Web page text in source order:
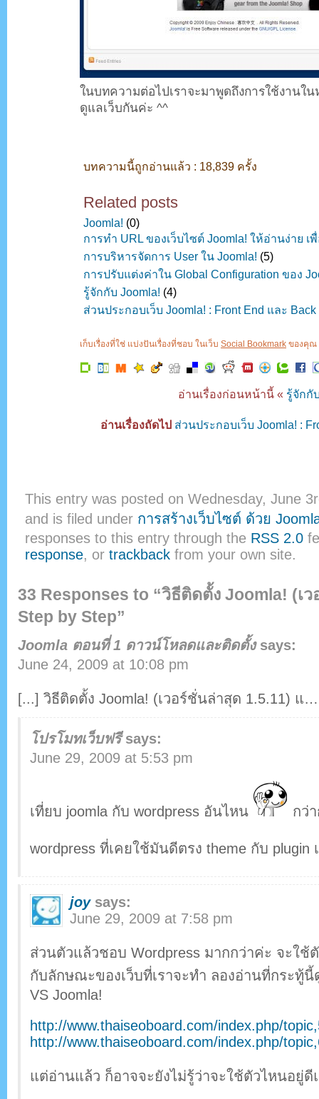
ในบทความต่อไปเราจะมาพูดถึงการใช้งานใ
ดูแลเว็บกันค่ะ ^^
บทความนี้ถูกอ่านแล้ว : 18,839 ครั้ง
Related posts
Joomla! (0)
การทำ URL ของเว็บไซต์ Joomla! ให้อ่านง่าย เ
การบริหารจัดการ User ใน Joomla! (5)
การปรับแต่งค่าใน Global Configuration ของ
รู้จักกับ Joomla! (4)
ส่วนประกอบเว็บ Joomla! : Front End และ Back
เก็บเรื่องที่ใช่ แบ่งปันเรื่องที่ชอบ ในเว็บ Social Bookmark ของคุณ
อ่านเรื่องก่อนหน้านี้ « รู้จักกั
อ่านเรื่องถัดไป ส่วนประกอบเว็บ Joomla! :
This entry was posted on Wednesday, June
and is filed under การสร้างเว็บไซต์ ด้วย
responses to this entry through the RSS 2.0
response, or trackback from your own site.
33 Responses to “วิธีติดตั้ง Joomla! (เ
Step by Step”
Joomla ตอนที่ 1 ดาวน์โหลดและติดตั้ง says:
June 24, 2009 at 10:08 pm
[...] วิธีติดตั้ง Joomla! (เวอร์ชั่นล่าสุด 1.5.11) แ
โปรโมทเว็บฟรี says:
June 29, 2009 at 5:53 pm
เที่ยบ joomla กับ wordpress อันไหน กว่
wordpress ที่เคยใช้มันดีตรง theme กับ plugin
joy says:
June 29, 2009 at 7:58 pm
ส่วนตัวแล้วชอบ Wordpress มากกว่าค่ะ จะใ
กับลักษณะของเว็บที่เราจะทำ ลองอ่านที่กระทู้นี้
VS Joomla!
http://www.thaiseoboard.com/index.php/
http://www.thaiseoboard.com/index.php/
แต่อ่านแล้ว ก็อาจจะยังไม่รู้ว่าจะใช้ตัวไหนอยู่ดี